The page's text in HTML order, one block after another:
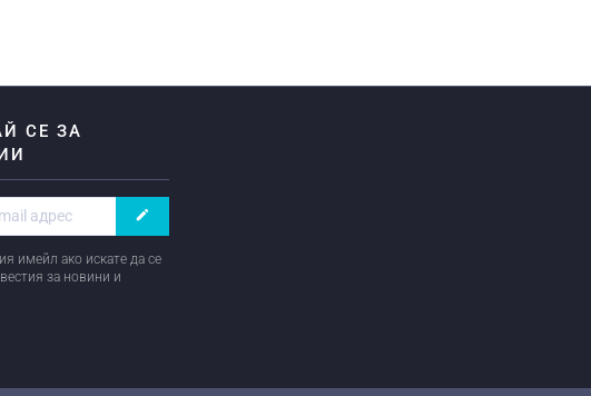
СЕ ЗА
create
имейл ако искате да се
за новини и